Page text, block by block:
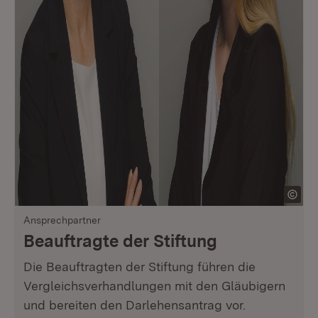
Ansprechpartner
Beauftragte der Stiftung
Die Beauftragten der Stiftung führen die
Vergleichsverhandlungen mit den Gläubigern
und bereiten den Darlehensantrag vor.